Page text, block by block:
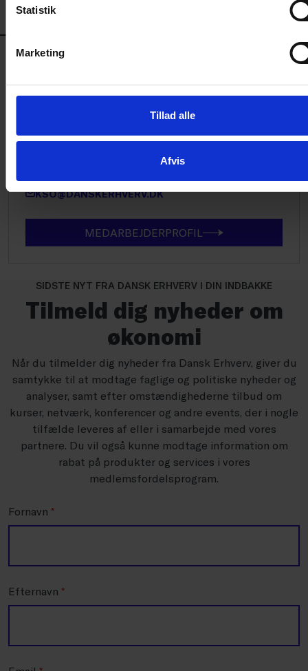
Statistik
Marketing
Tillad alle
Afvis
Fagchef for makroøkonomi
KSO@DANSKERHVERV.DK
MEDARBEJDERPROFIL
SIDSTE NYT FRA DANSK ERHVERV I DIN INDBAKKE
Tilmeld dig nyheder om
økonomi
Når du tilmelder dig nyheder fra Dansk Erhverv, giver du
samtykke til at modtage faglige og politiske nyheder og
analyser, samt efter omstændighederne tilbud om
kurser, netværk, konferencer og andre events, der i nogle
tilfælde leveres af eller i samarbejde med vores
partnere. Du vil også kunne modtage information om
rabat på produkter og services i vores
medlemsfordelsprogram.
Fornavn *
Efternavn *